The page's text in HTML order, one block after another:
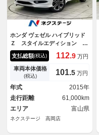
ホンダ ヴェゼル ハイブリッド
Ｚ スタイルエディション バ
ックカメラ シティブレーキア
クティブシステム 禁煙車 ハ
ーフレザーシート スマートキ
ー ＬＥＤヘッド ビルトイン
ＥＴＣ クルコン 純正１７イ
ンチアルミ デュアルエアコ
ン Ｂｌｕｅｔｏｏｔｈ ＣＤ
支払総額(税込) 112.9 万円
車両本体価格
(税込) 101.5 万円
年式
2015年
走行距離
61,000km
エリア
富山県
ネクステージ 高岡店